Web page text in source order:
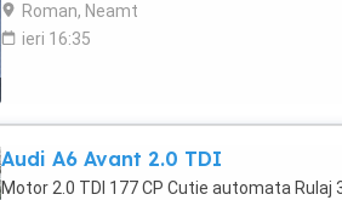
Roman, Neamt
ieri 16:35
Audi A6 Avant 2.0 TDI
Motor 2.0 TDI 177 CP Cutie automata Rulaj